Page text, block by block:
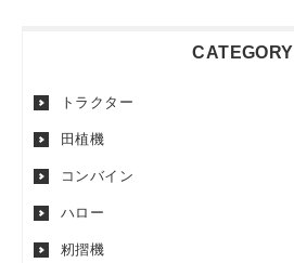
CATEGORY
トラクター
田植機
コンバイン
ハロー
籾摺機